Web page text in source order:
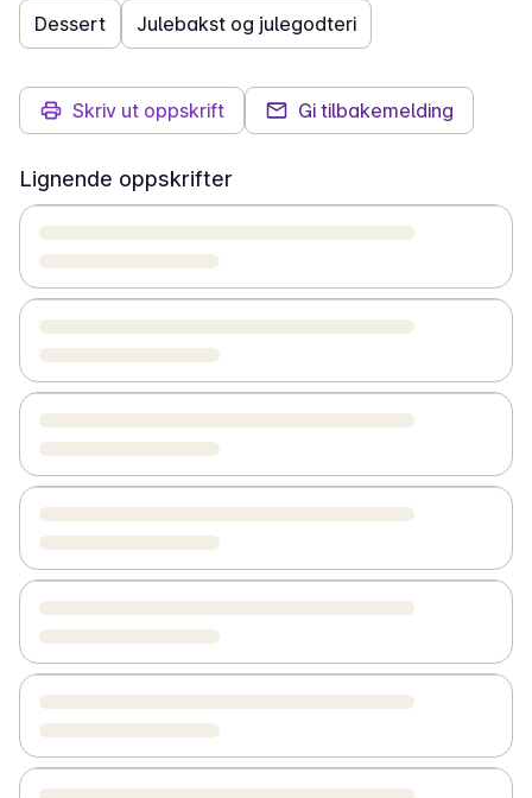
Dessert Julebakst og julegodteri
Skriv ut oppskrift Gi tilbakemelding
Lignende oppskrifter